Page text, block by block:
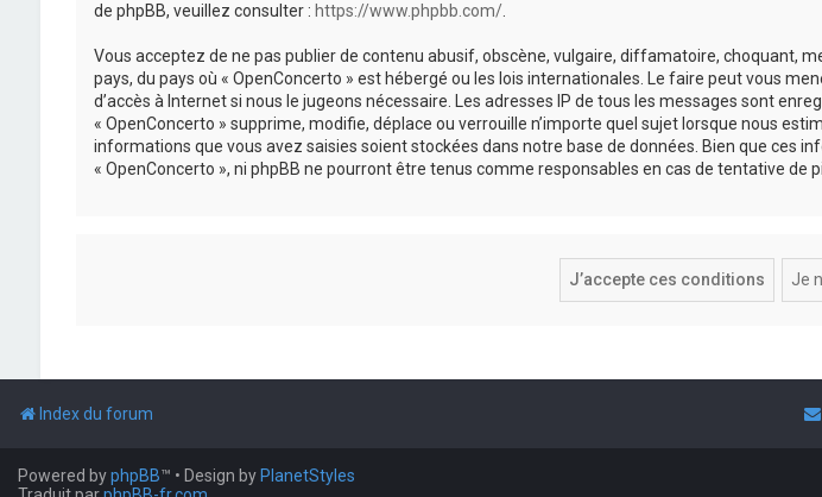
de phpBB, veuillez consulter : https://www.phpbb.com/.
Vous acceptez de ne pas publier de contenu abusif, obscène, vulgaire, diffamatoire, choquant,
pays, du pays où « OpenConcerto » est hébergé ou les lois internationales. Le faire peut vous
d’accès à Internet si nous le jugeons nécessaire. Les adresses IP de tous les messages sont
« OpenConcerto » supprime, modifie, déplace ou verrouille n’importe quel sujet lorsque nous
informations que vous avez saisies soient stockées dans notre base de données. Bien que ces
« OpenConcerto », ni phpBB ne pourront être tenus comme responsables en cas de tentative de
Index du forum
Powered byphpBB™ • Design by PlanetStyles